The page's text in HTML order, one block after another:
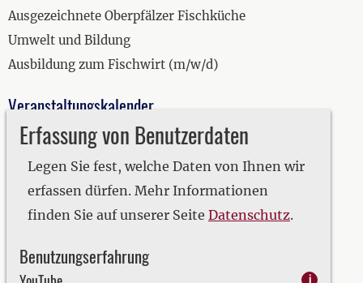
Erfassung von Benutzerdaten
Legen Sie fest, welche Daten von Ihnen wir
erfassen dürfen. Mehr Informationen
finden Sie auf unserer Seite Datenschutz.
Benutzungserfahrung
i
Ausgezeichnete Oberpfälzer Fischküche
Umwelt und Bildung
Ausbildung zum Fischwirt (m/w/d)
Veranstaltungskalender
2019
2020
2021
2022
2024